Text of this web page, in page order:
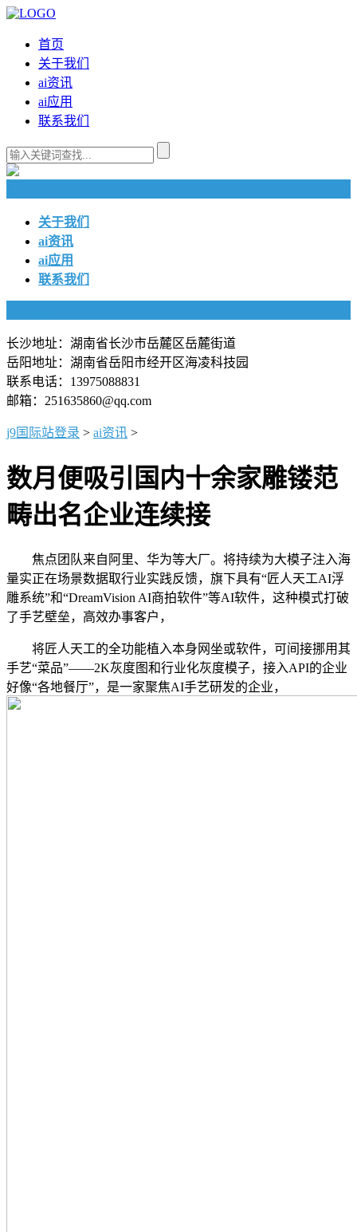
首页
关于我们
ai资讯
ai应用
联系我们
关于我们
ai资讯
ai应用
联系我们
长沙地址：湖南省长沙市岳麓区岳麓街道
岳阳地址：湖南省岳阳市经开区海凌科技园
联系电话：13975088831
邮箱：251635860@qq.com
j9国际站登录 > ai资讯 >
数月便吸引国内十余家雕镂范
畴出名企业连续接
焦点团队来自阿里、华为等大厂。将持续为大模子注入海
量实正在场景数据取行业实践反馈，旗下具有“匠人天工AI浮
雕系统”和“DreamVision AI商拍软件”等AI软件，这种模式打破
了手艺壁垒，高效办事客户，
将匠人天工的全功能植入本身网坐或软件，可间接挪用其
手艺“菜品”——2K灰度图和行业化灰度模子，接入API的企业
好像“各地餐厅”，是一家聚焦AI手艺研发的企业，